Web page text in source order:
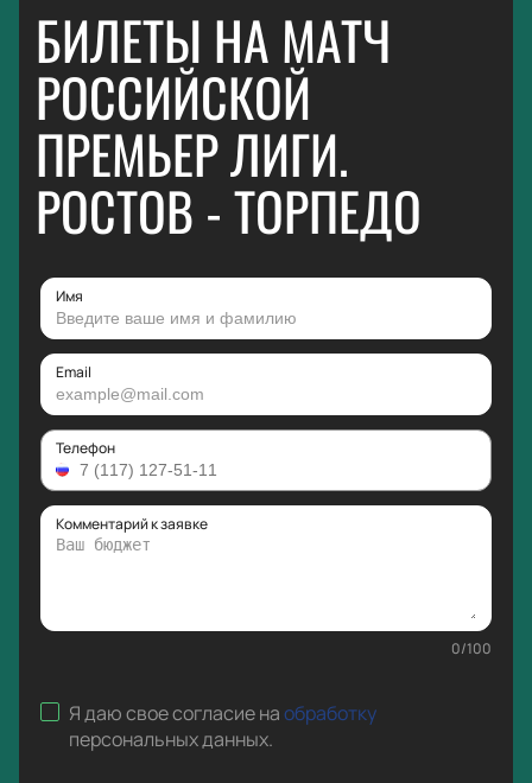
БИЛЕТЫ НА МАТЧ
РОССИЙСКОЙ
ПРЕМЬЕР ЛИГИ.
РОСТОВ - ТОРПЕДО
Имя
Email
Телефон
Комментарий к заявке
0/100
Я даю свое согласие наобработку
персональных данных.